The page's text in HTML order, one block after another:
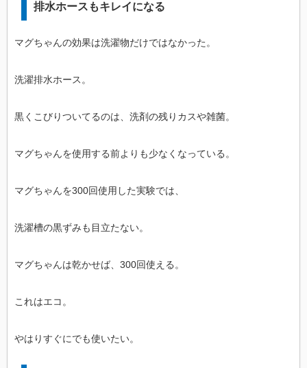
排水ホースもキレイになる
マグちゃんの効果は洗濯物だけではなかった。
洗濯排水ホース。
黒くこびりついてるのは、洗剤の残りカスや雑菌。
マグちゃんを使用する前よりも少なくなっている。
マグちゃんを300回使用した実験では、
洗濯槽の黒ずみも目立たない。
マグちゃんは乾かせば、300回使える。
これはエコ。
やはりすぐにでも使いたい。